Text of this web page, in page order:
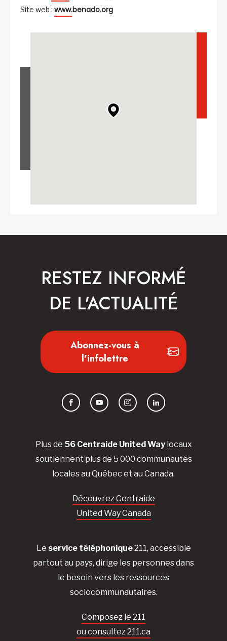
Site web : www.benado.org
Plus de 56 Centraide United Waylocaux
soutiennent plus de 5 000 communautés
locales au Québec et au Canada.
Découvrez Centraide
United Way Canada
Le service téléphonique211, accessible
partout au pays, dirige les personnes dans
le besoin vers les ressources
sociocommunautaires.
Composez le 211
ou consultez 211.ca
RESTEZ INFORMÉ
DE L'ACTUALITÉ
Abonnez-vous à
l'infolettre
FacebookYouTubeInstagramLinkedIn